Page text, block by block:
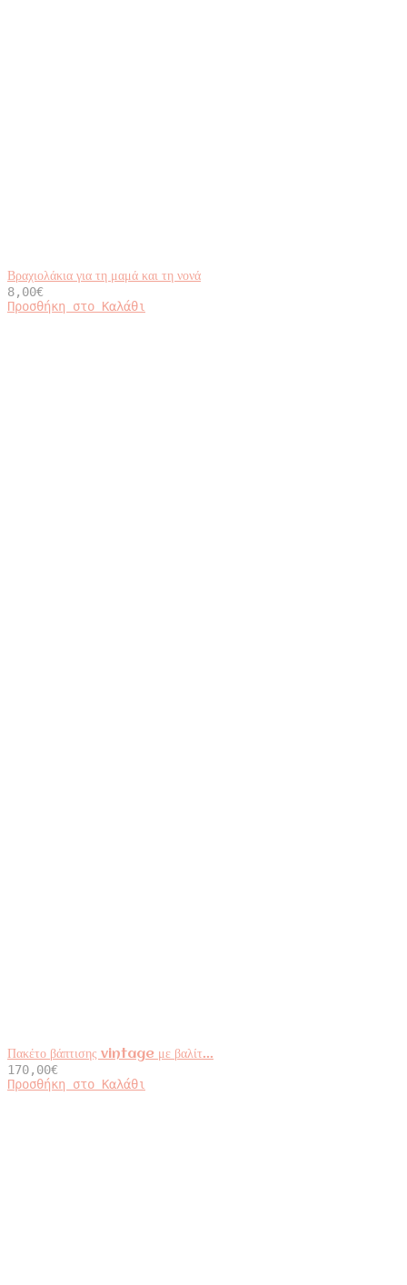
Βραχιολάκια για τη μαμά και τη νονά
8,00€
Προσθήκη στο Καλάθι
Πακέτο βάπτισης vintage με βαλίτ...
170,00€
Προσθήκη στο Καλάθι